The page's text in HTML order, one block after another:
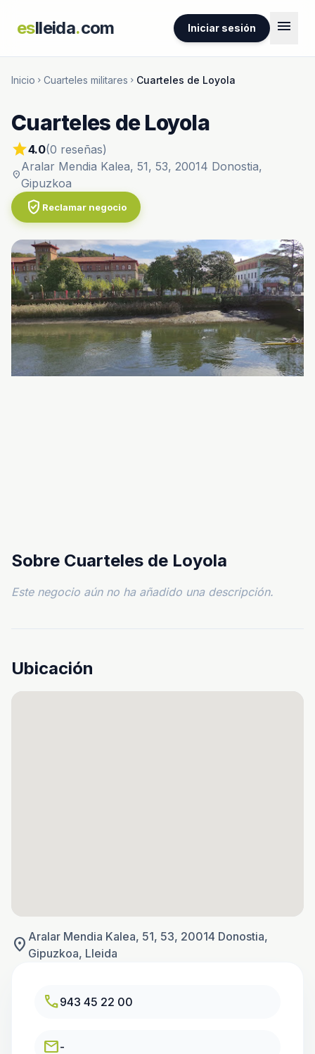
eslleida.com Iniciar sesión menu
Inicio chevron_right Cuarteles militares chevron_right Cuarteles de Loyola
Cuarteles de Loyola
star4.0(0 reseñas)
location_on
Aralar Mendia Kalea, 51, 53, 20014 Donostia,
Gipuzkoa
verified_user Reclamar negocio
Sobre Cuarteles de Loyola
Este negocio aún no ha añadido una descripción.
Ubicación
location_on Aralar Mendia Kalea, 51, 53, 20014 Donostia,
Gipuzkoa, Lleida
call943 45 22 00
email-